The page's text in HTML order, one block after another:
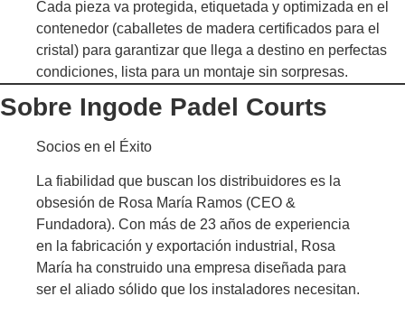
Cada pieza va protegida, etiquetada y optimizada en el
contenedor (caballetes de madera certificados para el
cristal) para garantizar que llega a destino en perfectas
condiciones, lista para un montaje sin sorpresas.
Sobre Ingode Padel Courts
Socios en el Éxito
La fiabilidad que buscan los distribuidores es la
obsesión de Rosa María Ramos (CEO &
Fundadora). Con más de 23 años de experiencia
en la fabricación y exportación industrial, Rosa
María ha construido una empresa diseñada para
ser el aliado sólido que los instaladores necesitan.